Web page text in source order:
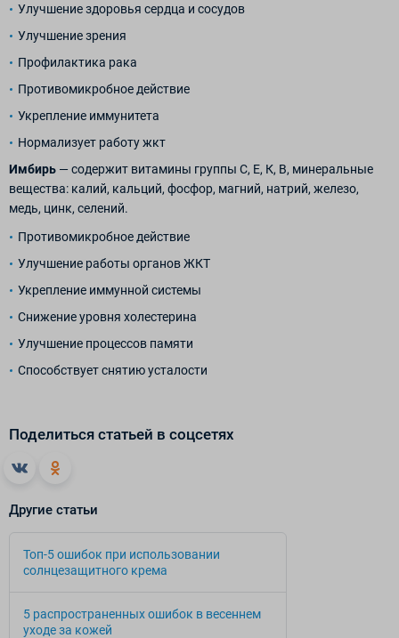
Улучшение здоровья сердца и сосудов
Улучшение зрения
Профилактика рака
Противомикробное действие
Укрепление иммунитета
Нормализует работу жкт
Имбирь — содержит витамины группы С, Е, К, В, минеральные
вещества: калий, кальций, фосфор, магний, натрий, железо,
медь, цинк, селений.
Противомикробное действие
Улучшение работы органов ЖКТ
Укрепление иммунной системы
Снижение уровня холестерина
Улучшение процессов памяти
Способствует снятию усталости
Поделиться статьей в соцсетях
Другие статьи
Топ-5 ошибок при использовании
солнцезащитного крема
5 распространенных ошибок в весеннем
уходе за кожей